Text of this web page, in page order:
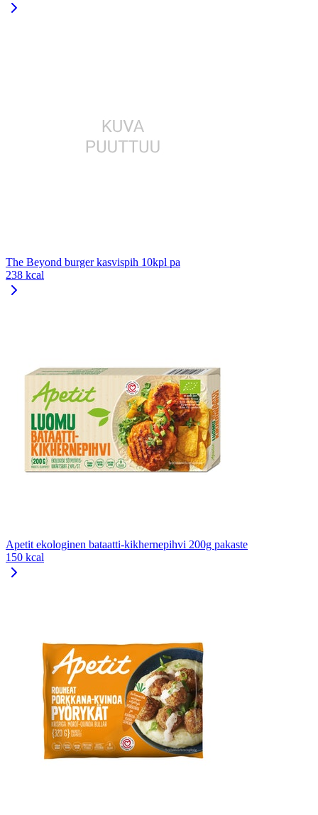
The Beyond burger kasvispih 10kpl pa
238 kcal
Apetit ekologinen bataatti-kikhernepihvi 200g pakaste
150 kcal